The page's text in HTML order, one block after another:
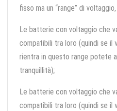
fisso ma un “range” di
Le batterie con voltaggio che
compatibili tra loro (quindi se il
rientra in questo range potete
tranquillità);
Le batterie con voltaggio che
compatibili tra loro (quindi se il